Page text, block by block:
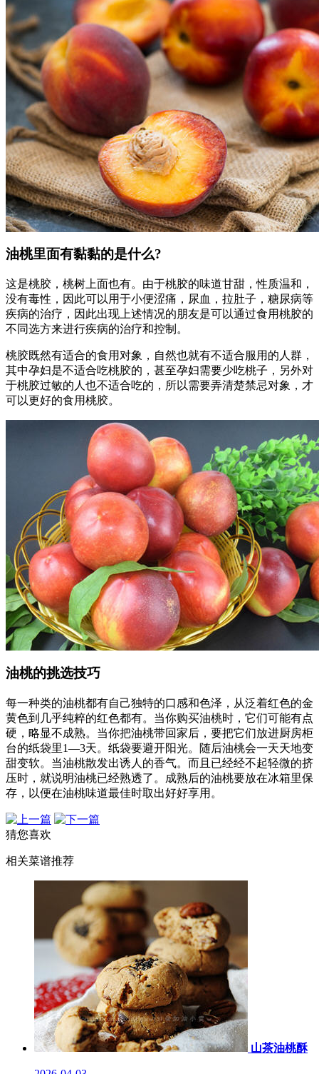
油桃里面有黏黏的是什么?
这是桃胶，桃树上面也有。由于桃胶的味道甘甜，性质温和，
没有毒性，因此可以用于小便涩痛，尿血，拉肚子，糖尿病等
疾病的治疗，因此出现上述情况的朋友是可以通过食用桃胶的
不同选方来进行疾病的治疗和控制。
桃胶既然有适合的食用对象，自然也就有不适合服用的人群，
其中孕妇是不适合吃桃胶的，甚至孕妇需要少吃桃子，另外对
于桃胶过敏的人也不适合吃的，所以需要弄清楚禁忌对象，才
可以更好的食用桃胶。
油桃的挑选技巧
每一种类的油桃都有自己独特的口感和色泽，从泛着红色的金
黄色到几乎纯粹的红色都有。当你购买油桃时，它们可能有点
硬，略显不成熟。当你把油桃带回家后，要把它们放进厨房柜
台的纸袋里1—3天。纸袋要避开阳光。随后油桃会一天天地变
甜变软。当油桃散发出诱人的香气。而且已经经不起轻微的挤
压时，就说明油桃已经熟透了。成熟后的油桃要放在冰箱里保
存，以便在油桃味道最佳时取出好好享用。
猜您喜欢
相关菜谱推荐
山茶油桃酥